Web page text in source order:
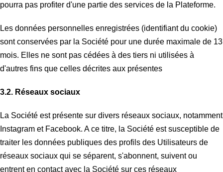
pourra pas profiter d'une partie des services de la Plateforme.
Les données personnelles enregistrées (identifiant du cookie)
sont conservées par la Société pour une durée maximale de 13
mois. Elles ne sont pas cédées à des tiers ni utilisées à
d'autres fins que celles décrites aux présentes
3.2. Réseaux sociaux
La Société est présente sur divers réseaux sociaux, notamment
Instagram et Facebook. A ce titre, la Société est susceptible de
traiter les données publiques des profils des Utilisateurs de
réseaux sociaux qui se séparent, s'abonnent, suivent ou
entrent en contact avec la Société sur ces réseaux